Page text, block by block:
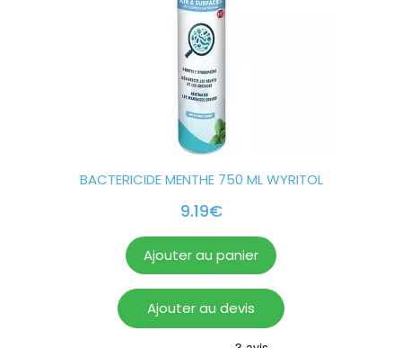
BACTERICIDE MENTHE 750 ML WYRITOL
9.19€
Ajouter au panier
Ajouter au devis